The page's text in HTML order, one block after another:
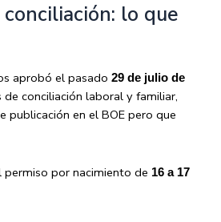
lo que
aprobó el pasado 29 de julio de
de conciliación laboral y familiar,
publicación en el BOE pero que
por nacimiento de 16 a 17